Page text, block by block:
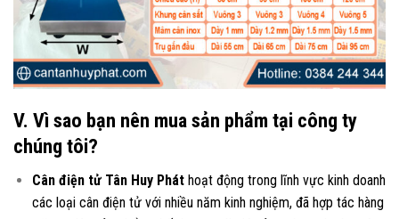
V. Vì sao bạn nên mua sản phẩm tại công ty
chúng tôi?
Cân điện tử Tân Huy Pháthoạt động trong lĩnh vực kinh doanh
các loại cân điện tửvới nhiều năm kinh nghiệm, đã hợp tác hàng